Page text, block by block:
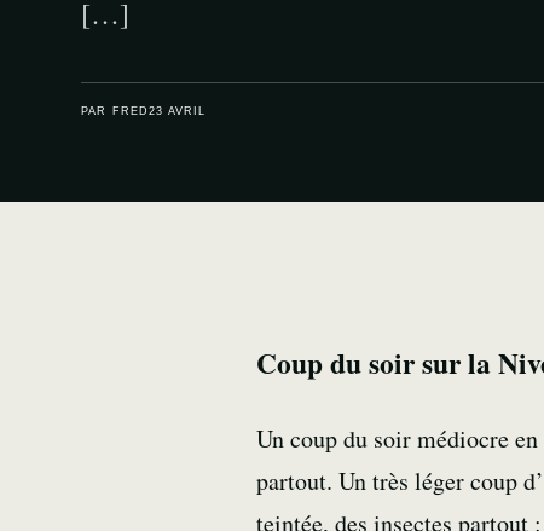
[…]
PAR FRED 23 AVRIL
Coup du soir sur la
Uncoup du soirmédiocre
partout. Un très léger coup
teintée, des insectes partout